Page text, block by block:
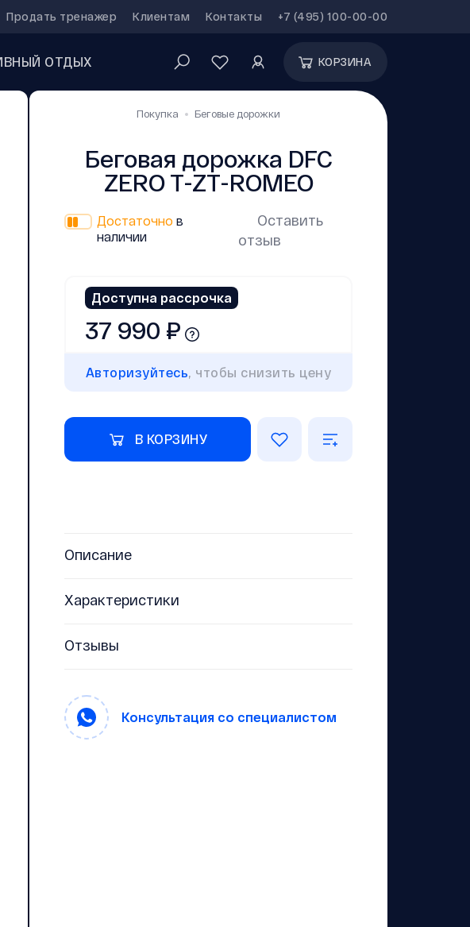
Продать тренажер Клиентам Контакты +7 (495) 100-00-00
ОТДЫХ КОРЗИНА
Покупка Беговые дорожки
Беговая дорожка DFC
ZERO T-ZT-ROMEO
Достаточно в
наличии
Оставить
отзыв
Доступна рассрочка
37 990 ₽
Авторизуйтесь, чтобы снизить цену
В КОРЗИНУ
Описание
Характеристики
Отзывы
Консультация со специалистом